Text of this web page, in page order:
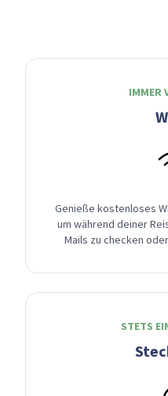
IMMER
Genieße kostenloses
um während deiner
Mails zu checken
STETS